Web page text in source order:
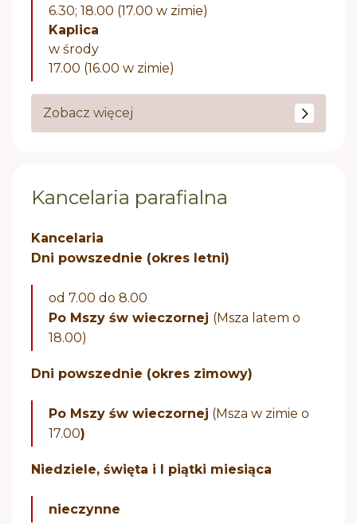
6.30; 18.00 (17.00 w zimie)
Kaplica
w środy
17.00 (16.00 w zimie)
Zobacz więcej
Kancelaria parafialna
Kancelaria
Dni powszednie (okres letni)
od 7.00 do 8.00
Po Mszy św wieczornej (Msza latem o
18.00)
Dni powszednie (okres zimowy)
Po Mszy św wieczornej (Msza w zimie o
17.00)
Niedziele, święta i I piątki miesiąca
nieczynne